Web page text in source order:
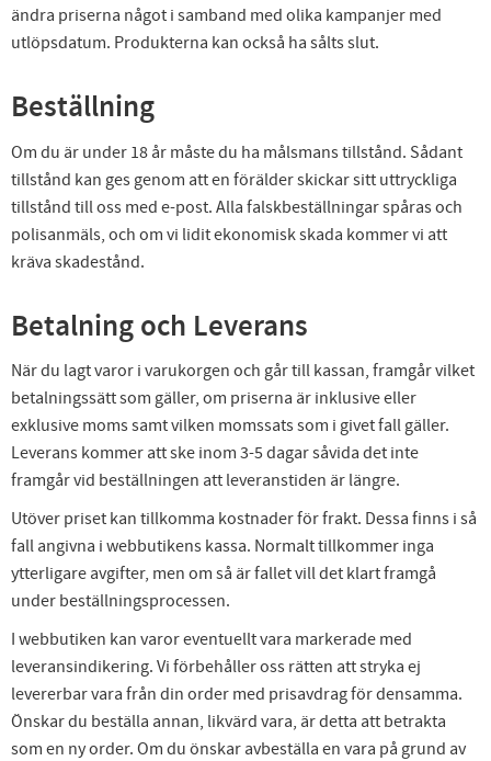
ändra priserna något i samband med olika kampanjer med
utlöpsdatum. Produkterna kan också ha sålts slut.
Beställning
Om du är under 18 år måste du ha målsmans tillstånd. Sådant
tillstånd kan ges genom att en förälder skickar sitt uttryckliga
tillstånd till oss med e-post. Alla falskbeställningar spåras och
polisanmäls, och om vi lidit ekonomisk skada kommer vi att
kräva skadestånd.
Betalning och Leverans
När du lagt varor i varukorgen och går till kassan, framgår vilket
betalningssätt som gäller, om priserna är inklusive eller
exklusive moms samt vilken momssats som i givet fall gäller.
Leverans kommer att ske inom 3-5 dagar såvida det inte
framgår vid beställningen att leveranstiden är längre.
Utöver priset kan tillkomma kostnader för frakt. Dessa finns i så
fall angivna i webbutikens kassa. Normalt tillkommer inga
ytterligare avgifter, men om så är fallet vill det klart framgå
under beställningsprocessen.
I webbutiken kan varor eventuellt vara markerade med
leveransindikering. Vi förbehåller oss rätten att stryka ej
levererbar vara från din order med prisavdrag för densamma.
Önskar du beställa annan, likvärd vara, är detta att betrakta
som en ny order. Om du önskar avbeställa en vara på grund av